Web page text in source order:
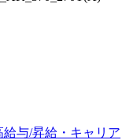
給与/昇給・キャリア